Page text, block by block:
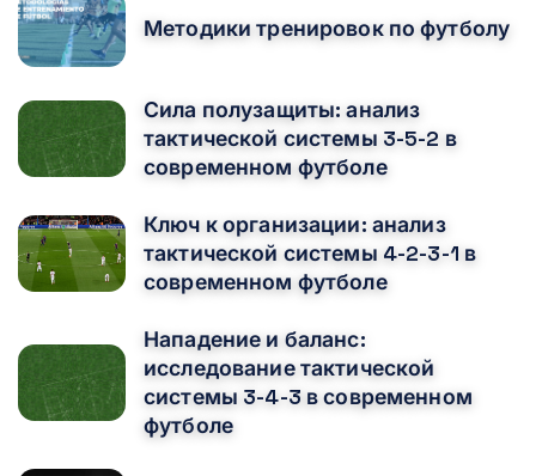
Методики тренировок по футболу
Сила полузащиты: анализ
тактической системы 3-5-2 в
современном футболе
Ключ к организации: анализ
тактической системы 4-2-3-1 в
современном футболе
Нападение и баланс:
исследование тактической
системы 3-4-3 в современном
футболе